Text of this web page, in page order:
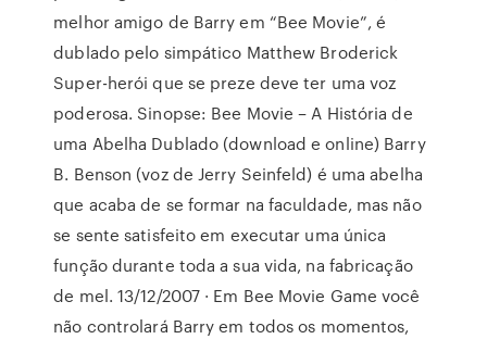
melhor amigo de Barry em “Bee Movie”, é
dublado pelo simpático Matthew Broderick
Super-herói que se preze deve ter uma voz
poderosa. Sinopse: Bee Movie – A História de
uma Abelha Dublado (download e online) Barry
B. Benson (voz de Jerry Seinfeld) é uma abelha
que acaba de se formar na faculdade, mas não
se sente satisfeito em executar uma única
função durante toda a sua vida, na fabricação
de mel. 13/12/2007 · Em Bee Movie Game você
não controlará Barry em todos os momentos,